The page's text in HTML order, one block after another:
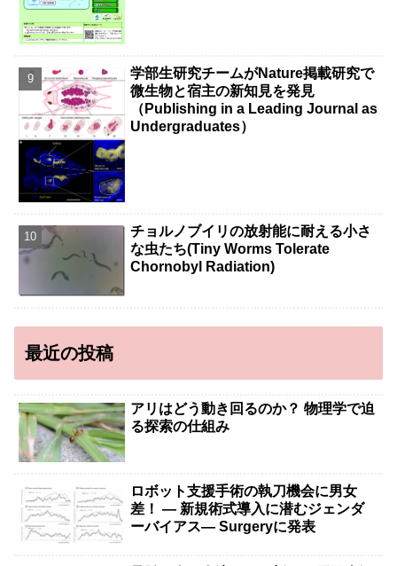
学部生研究チームがNature掲載研究で
微生物と宿主の新知見を発見
（Publishing in a Leading Journal as
Undergraduates）
チョルノブイリの放射能に耐える小さ
な虫たち(Tiny Worms Tolerate
Chornobyl Radiation)
最近の投稿
アリはどう動き回るのか？ 物理学で迫
る探索の仕組み
ロボット支援手術の執刀機会に男女
差！ — 新規術式導入に潜むジェンダ
ーバイアス— Surgeryに発表